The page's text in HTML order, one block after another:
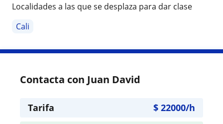
Localidades a las que se desplaza para dar clase
Cali
Contacta con Juan David
Tarifa $ 22000/h